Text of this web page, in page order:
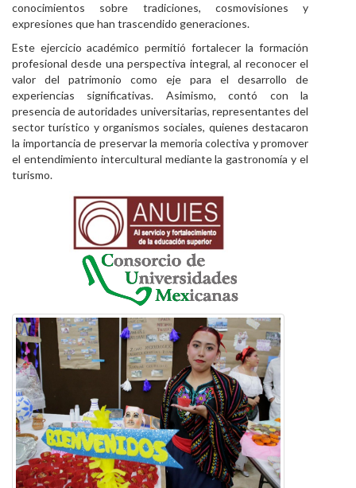
conocimientos sobre tradiciones, cosmovisiones y
expresiones que han trascendido generaciones.
Este ejercicio académico permitió fortalecer la formación
profesional desde una perspectiva integral, al reconocer el
valor del patrimonio como eje para el desarrollo de
experiencias significativas. Asimismo, contó con la
presencia de autoridades universitarias, representantes del
sector turístico y organismos sociales, quienes destacaron
la importancia de preservar la memoria colectiva y promover
el entendimiento intercultural mediante la gastronomía y el
turismo.